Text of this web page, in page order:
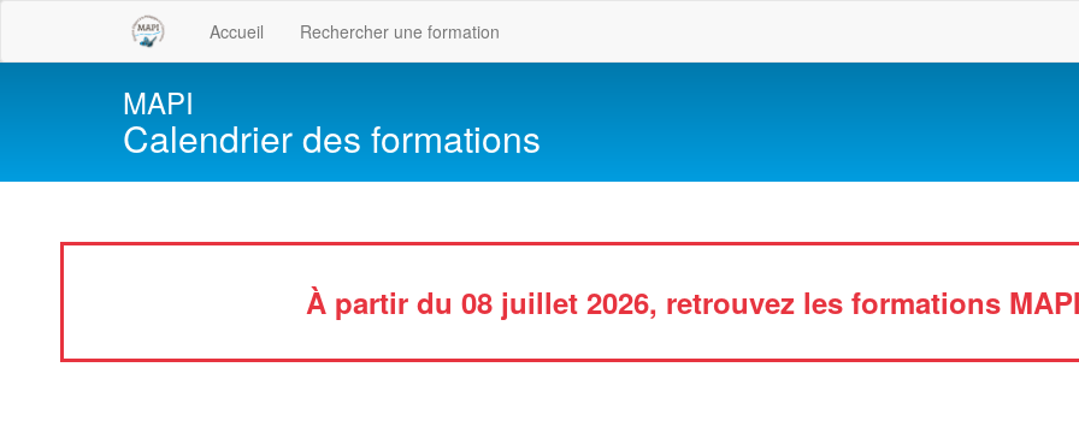
Accueil Rechercher une formation
MAPI
Calendrier des formations
À partir du 08 juillet 2026, retrouvez les formations